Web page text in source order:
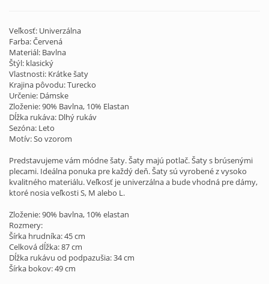
Veľkosť: Univerzálna
Farba: Červená
Materiál: Bavlna
Štýl: klasický
Vlastnosti: Krátke šaty
Krajina pôvodu: Turecko
Určenie: Dámske
Zloženie: 90% Bavlna, 10% Elastan
Dĺžka rukáva: Dlhý rukáv
Sezóna: Leto
Motív: So vzorom
Predstavujeme vám módne šaty. Šaty majú potlač. Šaty s brúsenými
plecami. Ideálna ponuka pre každý deň. Šaty sú vyrobené z vysoko
kvalitného materiálu. Veľkosť je univerzálna a bude vhodná pre dámy,
ktoré nosia veľkosti S, M alebo L.
Zloženie: 90% bavlna, 10% elastan
Rozmery:
Šírka hrudníka: 45 cm
Celková dĺžka: 87 cm
Dĺžka rukávu od podpazušia: 34 cm
Šírka bokov: 49 cm